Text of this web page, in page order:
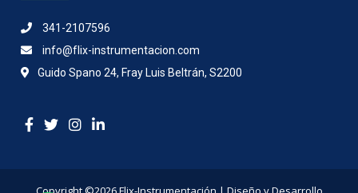
341-2107596
info@flix-instrumentacion.com
Guido Spano 24, Fray Luis Beltrán, S2200